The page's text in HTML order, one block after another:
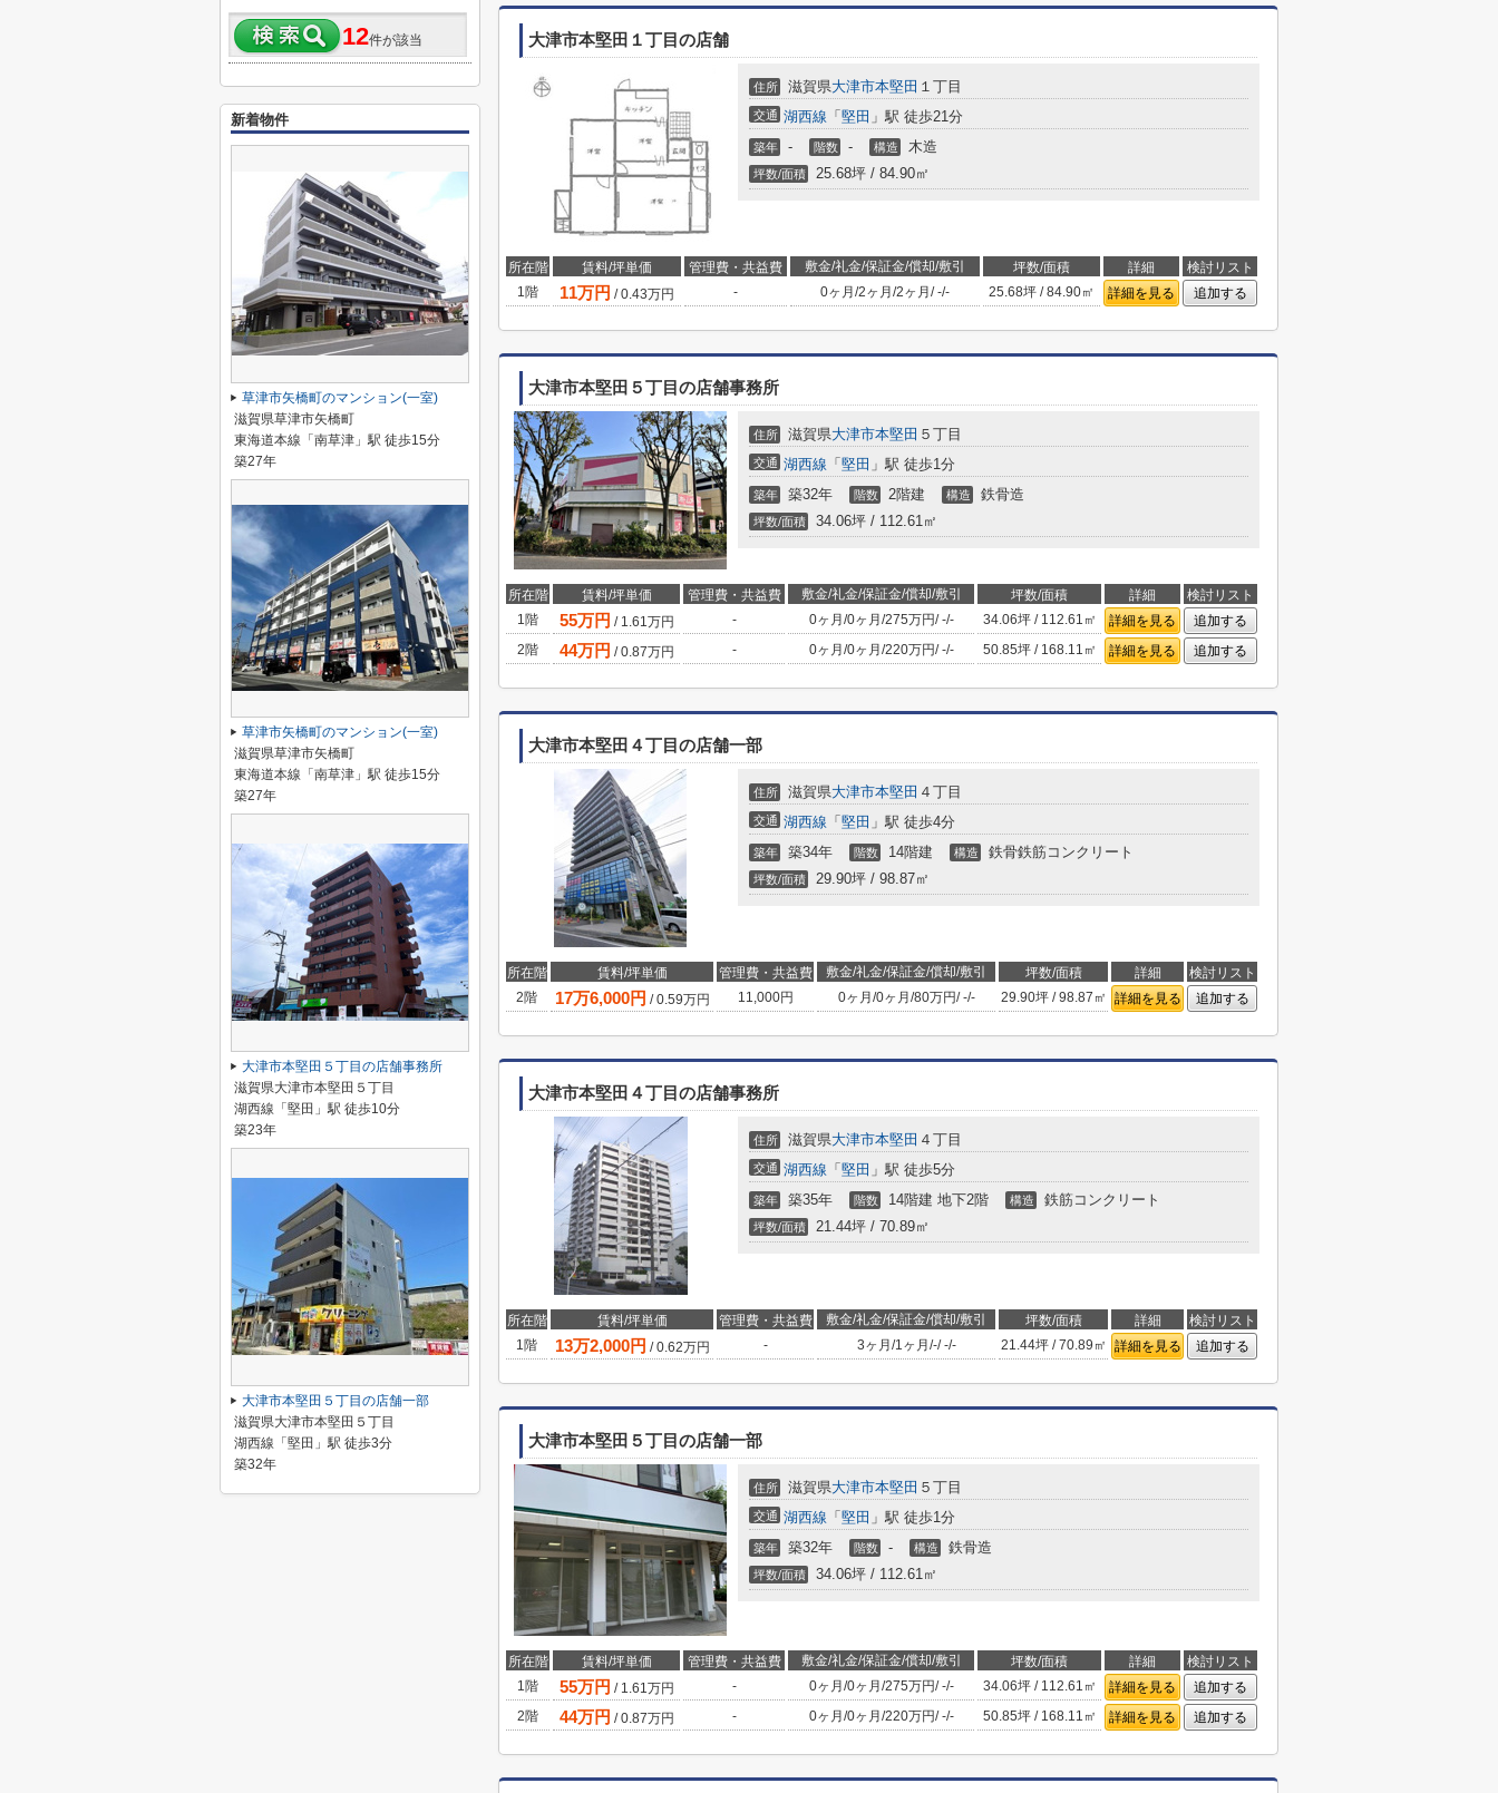
大津市本堅田１丁目の店舗
住所 滋賀県大津市本堅田 １丁目
交通 湖西線 「 堅田 」駅 徒歩21分
築年 - 階数 - 構造 木造
坪数/面積 25.68坪 / 84.90㎡
所在階 賃料/坪単価 管理費・共益費 敷金/礼金/保証金/償却/敷引 坪数/面積 詳細
検討リスト
1階
11万円 /0.43万円 - 0ヶ月 /2ヶ月 /2ヶ月 /-/- 25.68坪 / 84.90㎡ 詳細を見る 追加する
大津市本堅田５丁目の店舗事務所
住所 滋賀県大津市本堅田 ５丁目
交通 湖西線 「 堅田 」駅 徒歩1分
築年 築32年 階数 2階建 構造 鉄骨造
坪数/面積 34.06坪 / 112.61㎡
所在階 賃料/坪単価 管理費・共益費 敷金/礼金/保証金/償却/敷引 坪数/面積 詳細
検討リスト
1階
55万円 / 1.61万円 - 0ヶ月 /0ヶ月 /275万円/-/- 34.06坪 / 112.61㎡ 詳細を見る
追加する
2階
44万円 /0.87万円 - 0ヶ月 /0ヶ月 /220万円/-/- 50.85坪 / 168.11㎡ 詳細を見る 追加する
大津市本堅田４丁目の店舗一部
住所 滋賀県大津市本堅田 ４丁目
交通 湖西線 「 堅田 」駅 徒歩4分
築年 築34年 階数 14階建 構造 鉄骨鉄筋コンクリート
坪数/面積 29.90坪 / 98.87㎡
所在階 賃料/坪単価 管理費・共益費 敷金/礼金/保証金/償却/敷引 坪数/面積 詳細
検討リスト
2階
17万6,000円 /0.59万円 11,000円 0ヶ月 /0ヶ月 /80万円/-/- 29.90坪 / 98.87㎡ 詳細を見る 追加する
大津市本堅田４丁目の店舗事務所
住所 滋賀県大津市本堅田 ４丁目
交通 湖西線 「 堅田 」駅 徒歩5分
築年 築35年 階数 14階建 地下2階 構造 鉄筋コンクリート
坪数/面積 21.44坪 / 70.89㎡
所在階 賃料/坪単価 管理費・共益費 敷金/礼金/保証金/償却/敷引 坪数/面積 詳細
検討リスト
1階
13万2,000円 /0.62万円 - 3ヶ月 /1ヶ月 /-/-/- 21.44坪 / 70.89㎡ 詳細を見る 追加する
大津市本堅田５丁目の店舗一部
住所 滋賀県大津市本堅田 ５丁目
交通 湖西線 「 堅田 」駅 徒歩1分
築年 築32年 階数 - 構造 鉄骨造
坪数/面積 34.06坪 / 112.61㎡
所在階 賃料/坪単価 管理費・共益費 敷金/礼金/保証金/償却/敷引 坪数/面積 詳細
検討リスト
1階
55万円 / 1.61万円 - 0ヶ月 /0ヶ月 /275万円/-/- 34.06坪 / 112.61㎡ 詳細を見る
追加する
2階
44万円 /0.87万円 - 0ヶ月 /0ヶ月 /220万円/-/- 50.85坪 / 168.11㎡ 詳細を見る 追加する
12件が該当
新着物件
草津市矢橋町のマンション(一室)
滋賀県草津市矢橋町
東海道本線「南草津」駅 徒歩15分
築27年
草津市矢橋町のマンション(一室)
滋賀県草津市矢橋町
東海道本線「南草津」駅 徒歩15分
築27年
大津市本堅田５丁目の店舗事務所
滋賀県大津市本堅田５丁目
湖西線「堅田」駅 徒歩10分
築23年
大津市本堅田５丁目の店舗一部
滋賀県大津市本堅田５丁目
湖西線「堅田」駅 徒歩3分
築32年